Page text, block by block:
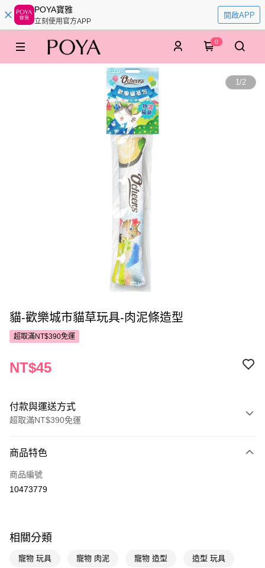
POYA寶雅
立刻使用官方APP
開啟APP
0
1/2
貓-歡樂城市貓草玩具-肉泥條造型
超取滿NT$390免運
NT$45
付款與運送方式
超取滿NT$390免運
POYA支付
信用卡一次付款
商品特色
商品編號
10473779
相關分類
寵物 玩具 寵物 肉泥 寵物 造型 造型 玩具